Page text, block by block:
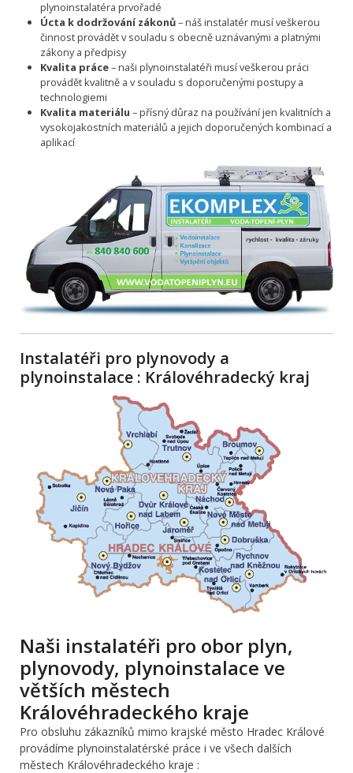
plynoinstalatéra prvořadé
Úcta k dodržování zákonů– náš instalatér musí veškerou
činnost provádět v souladu s obecně uznávanými a platnými
zákony a předpisy
Kvalita práce– naši plynoinstalatéři musí veškerou práci
provádět kvalitně a v souladu s doporučenými postupy a
technologiemi
Kvalita materiálu – přísný důraz na používání jen kvalitních a
vysokojakostních materiálů a jejich doporučených kombinací a
aplikací
Instalatéři pro plynovody a
plynoinstalace : Královéhradecký kraj
Naši instalatéři pro obor plyn,
plynovody, plynoinstalace ve
větších městech
Královéhradeckého kraje
Pro obsluhu zákazníků mimo krajské město Hradec Králové
provádíme plynoinstalatérské práce i ve všech dalších
městech Královéhradeckého kraje :